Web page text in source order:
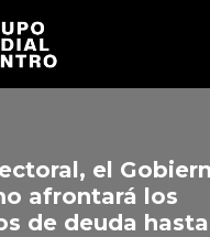
el
afrontará los
de deuda